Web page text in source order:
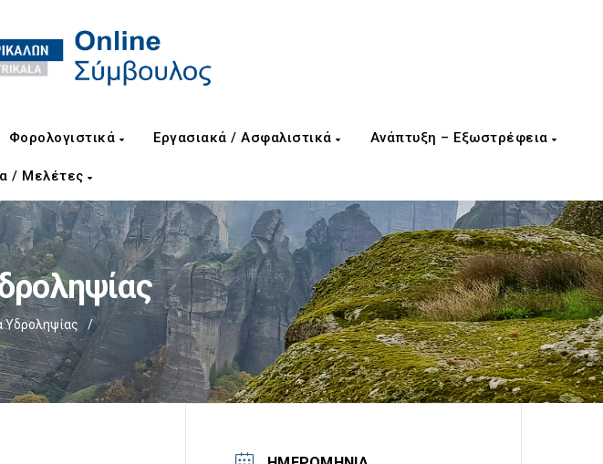
Φορολογιστικά Εργασιακά / Ασφαλιστικά Ανάπτυξη – Εξωστρέφεια
/ Μελέτες
Υδροληψίας /